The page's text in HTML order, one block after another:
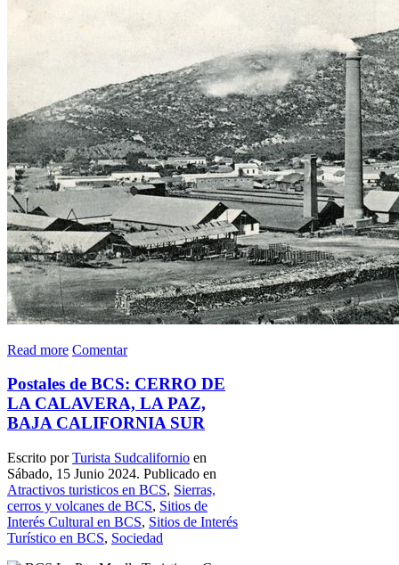
Read more Comentar
Postales de BCS: CERRO DE
LA CALAVERA, LA PAZ,
BAJA CALIFORNIA SUR
Escrito porTurista Sudcalifornio en
Sábado, 15 Junio 2024. Publicado en
Atractivos turisticos en BCS, Sierras,
cerros y volcanes de BCS, Sitios de
Interés Cultural en BCS, Sitios de Interés
Turístico en BCS, Sociedad